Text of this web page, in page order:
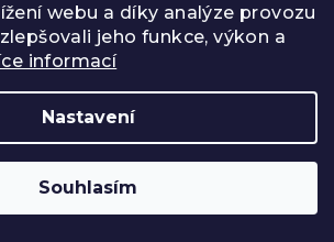
webu a díky analýze provozu
jeho funkce, výkon a
informací
Nastavení
Souhlasím
100 Kč na svůj nákup?
uši, že Tě nebudu spamovat zbytečnostmi.
ANO, CHCI
zpracování osobních údajů